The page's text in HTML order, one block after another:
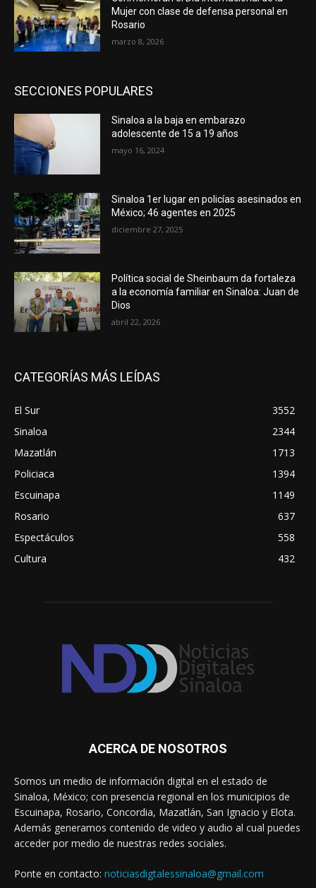
Mujer con clase de defensa personal en
Rosario
marzo 8, 2026
SECCIONES POPULARES
Sinaloa a la baja en embarazo
adolescente de 15 a 19 años
mayo 16, 2024
Sinaloa 1er lugar en policías asesinados en
México; 46 agentes en 2025
diciembre 27, 2025
Política social de Sheinbaum da fortaleza
a la economía familiar en Sinaloa: Juan de
Dios
abril 22, 2026
CATEGORÍAS MÁS LEÍDAS
El Sur
3552
Sinaloa
2344
Mazatlán
1713
Policiaca
1394
Escuinapa
1149
Rosario
637
Espectáculos
558
Cultura
432
ACERCA DE NOSOTROS
Somos un medio de información digital en el estado de
Sinaloa, México; con presencia regional en los municipios de
Escuinapa, Rosario, Concordia, Mazatlán, San Ignacio y Elota.
Además generamos contenido de video y audio al cual puedes
acceder por medio de nuestras redes sociales.
Ponte en contacto: noticiasdigtalessinaloa@gmail.com